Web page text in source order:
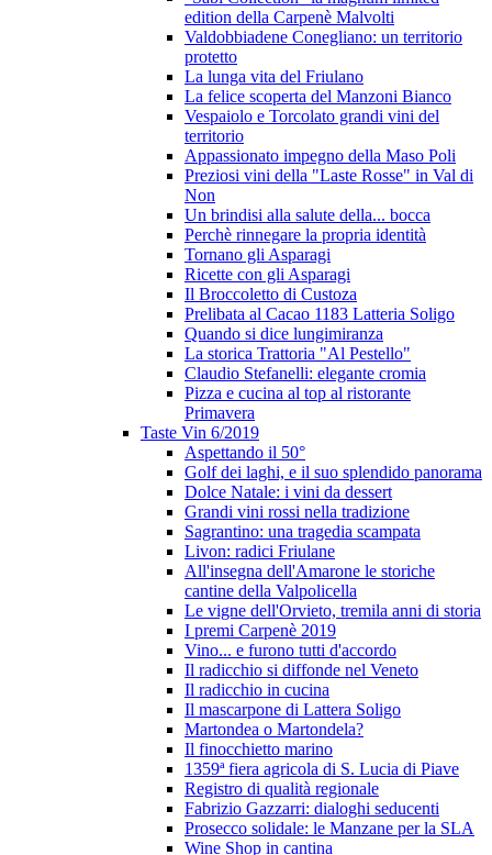
edition della Carpenè Malvolti
Valdobbiadene Conegliano: un territorio
protetto
La lunga vita del Friulano
La felice scoperta del Manzoni Bianco
Vespaiolo e Torcolato grandi vini del
territorio
Appassionato impegno della Maso Poli
Preziosi vini della "Laste Rosse" in Val di
Non
Un brindisi alla salute della... bocca
Perchè rinnegare la propria identità
Tornano gli Asparagi
Ricette con gli Asparagi
Il Broccoletto di Custoza
Prelibata al Cacao 1183 Latteria Soligo
Quando si dice lungimiranza
La storica Trattoria "Al Pestello"
Claudio Stefanelli: elegante cromia
Pizza e cucina al top al ristorante
Primavera
Taste Vin 6/2019
Aspettando il 50°
Golf dei laghi, e il suo splendido panorama
Dolce Natale: i vini da dessert
Grandi vini rossi nella tradizione
Sagrantino: una tragedia scampata
Livon: radici Friulane
All'insegna dell'Amarone le storiche
cantine della Valpolicella
Le vigne dell'Orvieto, tremila anni di storia
I premi Carpenè 2019
Vino... e furono tutti d'accordo
Il radicchio si diffonde nel Veneto
Il radicchio in cucina
Il mascarpone di Lattera Soligo
Martondea o Martondela?
Il finocchietto marino
1359ª fiera agricola di S. Lucia di Piave
Registro di qualità regionale
Fabrizio Gazzarri: dialoghi seducenti
Prosecco solidale: le Manzane per la SLA
Wine Shop in cantina